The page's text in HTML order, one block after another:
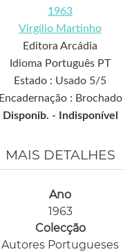
1963
Virgílio Martinho
Editora Arcádia
Idioma Português PT
Estado : Usado 5/5
Encadernação : Brochado
Disponib. -
Indisponível
MAIS DETALHES
Ano
1963
Colecção
Autores Portugueses